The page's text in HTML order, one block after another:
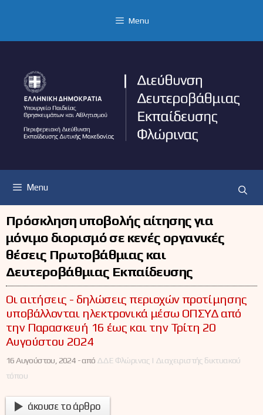
Menu
Menu
Πρόσκληση υποβολής αίτησης για
μόνιμο διορισμό σε κενές οργανικές
θέσεις Πρωτοβάθμιας και
Δευτεροβάθμιας Εκπαίδευσης
Οι αιτήσεις - δηλώσεις περιοχών προτίμησης
υποβάλλονται ηλεκτρονικά μέσω ΟΠΣΥΔ από
την Παρασκευή 16 έως και την Τρίτη 20
Αυγούστου 2024
16 Αυγούστου, 2024 -από ΔΔΕ Φλώρινας | Διαχειριστής δικτυακού
τόπου
άκουσε το άρθρο